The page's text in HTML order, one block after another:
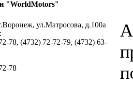
"WorldMotors"
ул.Матросова, д.100а
78, (4732) 72-72-79, (4732) 63-
78